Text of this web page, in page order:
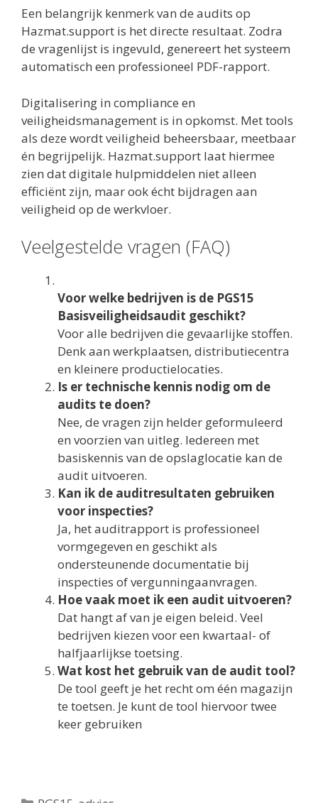
Een belangrijk kenmerk van de audits op
Hazmat.support is het directe resultaat. Zodra
de vragenlijst is ingevuld, genereert het systeem
automatisch een professioneel PDF-rapport.
Digitalisering in compliance en
veiligheidsmanagement is in opkomst. Met tools
als deze wordt veiligheid beheersbaar, meetbaar
én begrijpelijk. Hazmat.support laat hiermee
zien dat digitale hulpmiddelen niet alleen
efficiënt zijn, maar ook écht bijdragen aan
veiligheid op de werkvloer.
Veelgestelde vragen (FAQ)
Voor welke bedrijven is de PGS15
Basisveiligheidsaudit geschikt?
Voor alle bedrijven die gevaarlijke stoffen.
Denk aan werkplaatsen, distributiecentra
en kleinere productielocaties.
Is er technische kennis nodig om de
audits te doen?
Nee, de vragen zijn helder geformuleerd
en voorzien van uitleg. Iedereen met
basiskennis van de opslaglocatie kan de
audit uitvoeren.
Kan ik de auditresultaten gebruiken
voor inspecties?
Ja, het auditrapport is professioneel
vormgegeven en geschikt als
ondersteunende documentatie bij
inspecties of vergunningaanvragen.
Hoe vaak moet ik een audit uitvoeren?
Dat hangt af van je eigen beleid. Veel
bedrijven kiezen voor een kwartaal- of
halfjaarlijkse toetsing.
Wat kost het gebruik van de audit tool?
De tool geeft je het recht om één magazijn
te toetsen. Je kunt de tool hiervoor twee
keer gebruiken